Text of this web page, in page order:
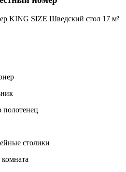
KING SIZE Шведский стол 17 м²
полотенец
столики